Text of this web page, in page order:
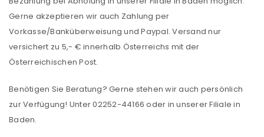
ANMELDEN
Gerne akzeptieren wir auch Zahlung per
Vorkasse/Banküberweisung und Paypal. Versand nur
versichert zu 5,- € innerhalb Österreichs mit der
Österreichischen Post.
Benötigen Sie Beratung? Gerne stehen wir auch persönlich
zur Verfügung! Unter 02252-44166 oder in unserer Filiale in
Baden.